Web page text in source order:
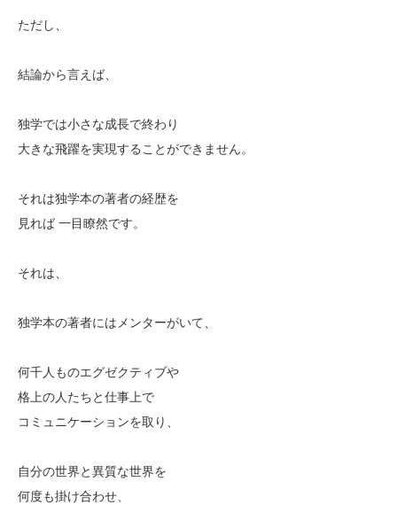
ただし、
結論から言えば、
独学では小さな成長で終わり
大きな飛躍を実現することができません。
それは独学本の著者の経歴を
見れば 一目瞭然です。
それは、
独学本の著者にはメンターがいて、
何千人ものエグゼクティブや
格上の人たちと仕事上で
コミュニケーションを取り、
自分の世界と異質な世界を
何度も掛け合わせ、